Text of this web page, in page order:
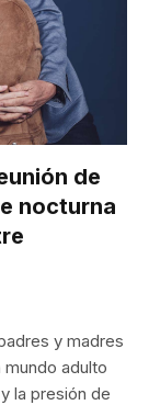
de
nocturna
y madres
adulto
la presión de